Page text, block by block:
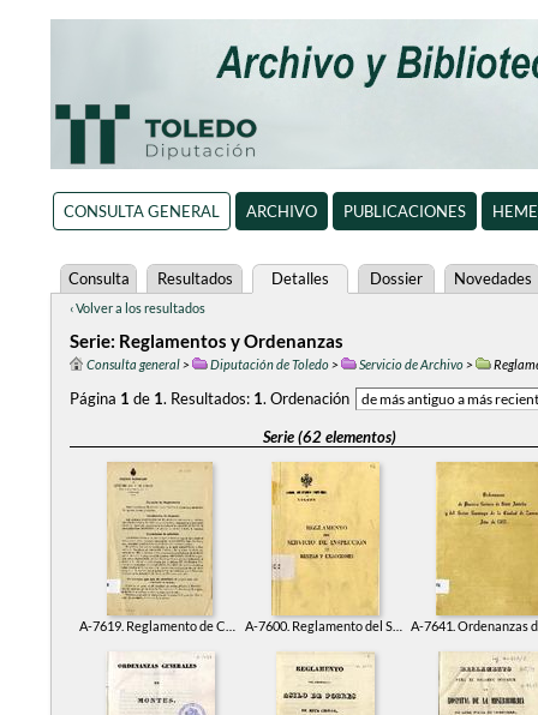
CONSULTA GENERAL ARCHIVO PUBLICACIONES
Consulta Resultados Detalles Dossier Novedades
‹ Volver a los resultados
Serie: Reglamentos y Ordenanzas
Consulta general> Diputación de Toledo> Servicio de Archivo>
Página 1 de 1. Resultados: 1. Ordenación
Serie (62 elementos)